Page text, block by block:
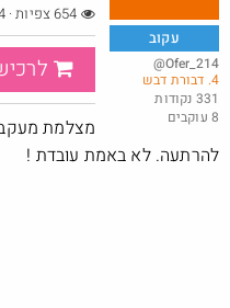
פני...
$57.6
עקוב
@Ofer_214
4. דבורת דבש
331 נקודות
8 עוקבים
מצלמת מעקב
להרתעה. לא באמת עובדת !